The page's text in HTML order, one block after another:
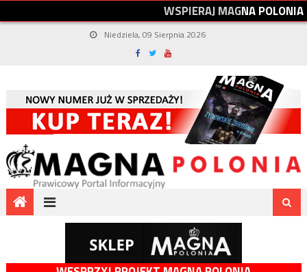
WSPIERAJMAGNAPOLONIA
Niedziela, 09 Sierpnia 2026